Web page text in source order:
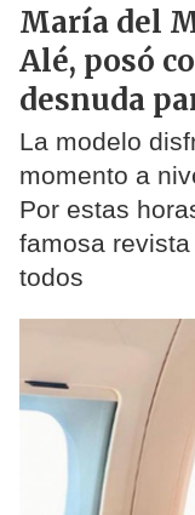
María del
Alé, posó
desnuda
La modelo
momento a
Por estas
famosa
todos